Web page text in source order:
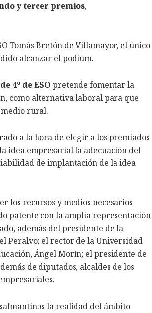
y tercer premios,
Tomás Bretón de Villamayor, el único
alcanzar el podium.
4º de ESO pretende fomentar la
como alternativa laboral para que
rural.
a la hora de elegir a los premiados
idea empresarial la adecuación del
de implantación de la idea
los recursos y medios necesarios
patente con la amplia representación
además del presidente de la
Peralvo; el rector de la Universidad
Ángel Morín; el presidente de
de diputados, alcaldes de los
la realidad del ámbito